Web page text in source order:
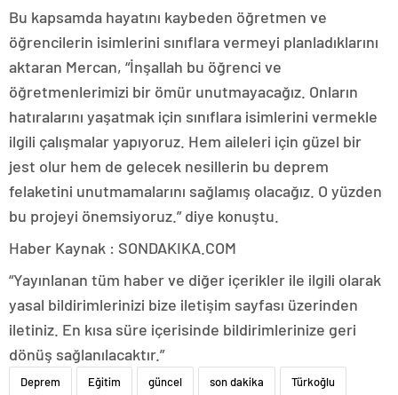
Bu kapsamda hayatını kaybeden öğretmen ve
öğrencilerin isimlerini sınıflara vermeyi planladıklarını
aktaran Mercan, “İnşallah bu öğrenci ve
öğretmenlerimizi bir ömür unutmayacağız. Onların
hatıralarını yaşatmak için sınıflara isimlerini vermekle
ilgili çalışmalar yapıyoruz. Hem aileleri için güzel bir
jest olur hem de gelecek nesillerin bu deprem
felaketini unutmamalarını sağlamış olacağız. O yüzden
bu projeyi önemsiyoruz.” diye konuştu.
Haber Kaynak : SONDAKIKA.COM
“Yayınlanan tüm haber ve diğer içerikler ile ilgili olarak
yasal bildirimlerinizi bize iletişim sayfası üzerinden
iletiniz. En kısa süre içerisinde bildirimlerinize geri
dönüş sağlanılacaktır.”
Deprem Eğitim güncel son dakika Türkoğlu